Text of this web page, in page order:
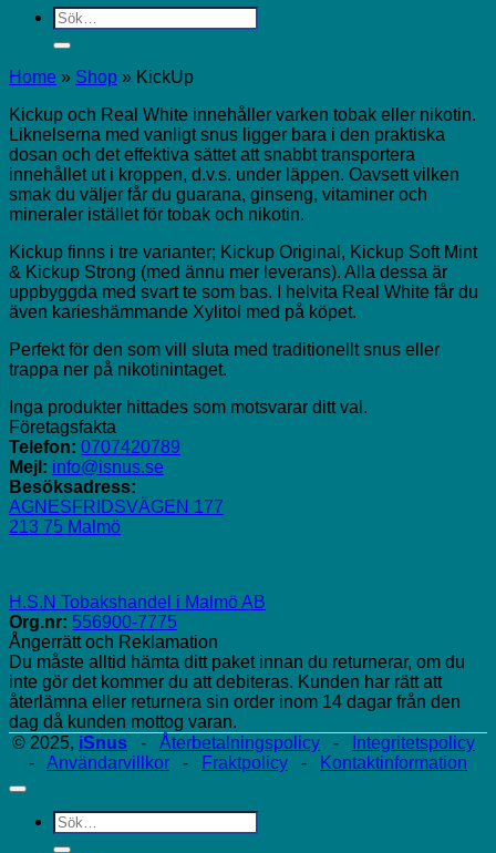
Sök
efter:
Home » Shop » KickUp
Kickup och Real White innehåller varken tobak eller nikotin.
Liknelserna med vanligt snus ligger bara i den praktiska
dosan och det effektiva sättet att snabbt transportera
innehållet ut i kroppen, d.v.s. under läppen. Oavsett vilken
smak du väljer får du guarana, ginseng, vitaminer och
mineraler istället för tobak och nikotin.
Kickup finns i tre varianter; Kickup Original, Kickup Soft Mint
& Kickup Strong (med ännu mer leverans). Alla dessa är
uppbyggda med svart te som bas. I helvita Real White får du
även karieshämmande Xylitol med på köpet.
Perfekt för den som vill sluta med traditionellt snus eller
trappa ner på nikotinintaget.
Inga produkter hittades som motsvarar ditt val.
Företagsfakta
Telefon: 0707420789
Mejl: info@isnus.se
Besöksadress:
AGNESFRIDSVÄGEN 177
213 75 Malmö
H.S.N Tobakshandel i Malmö AB
Org.nr: 556900-7775
Ångerrätt och Reklamation
Du måste alltid hämta ditt paket innan du returnerar, om du
inte gör det kommer du att debiteras. Kunden har rätt att
återlämna eller returnera sin order inom 14 dagar från den
dag då kunden mottog varan.
© 2025, iSnus - Återbetalningspolicy -
Integritetspolicy
- Användarvillkor - Fraktpolicy - Kontaktinformation
Sök
efter: